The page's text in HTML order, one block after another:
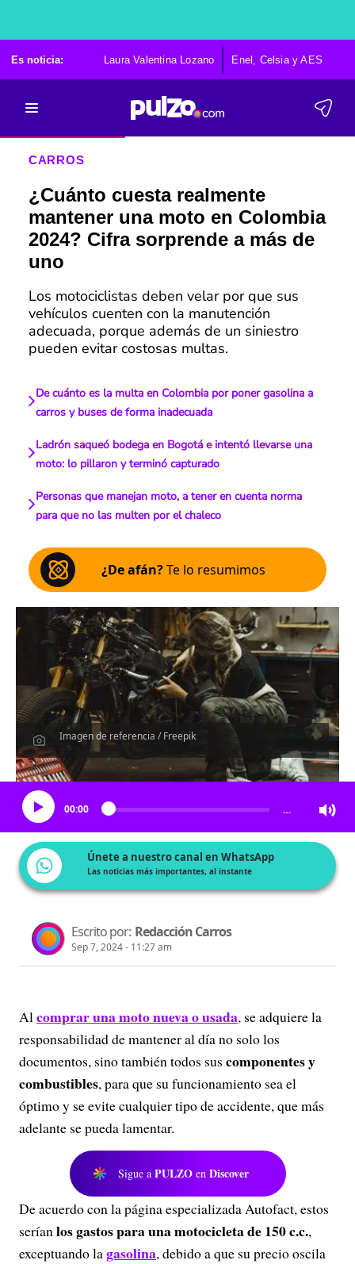
Es noticia: Laura Valentina Lozano Enel, Celsia y AES
CARROS
¿Cuánto cuesta realmente
mantener una moto en Colombia
2024? Cifra sorprende a más de
uno
Los motociclistas deben velar por que sus
vehículos cuenten con la manutención
adecuada, porque además de un siniestro
pueden evitar costosas multas.
De cuánto es la multa en Colombia por poner gasolina a
carros y buses de forma inadecuada
Ladrón saqueó bodega en Bogotá e intentó llevarse una
moto: lo pillaron y terminó capturado
Personas que manejan moto, a tener en cuenta norma
para que no las multen por el chaleco
¿De afán?Te lo resumimos
Imagen de referencia / Freepik
Escucha el artículo
00:00 …
Únete a nuestro canal en WhatsApp
Las noticias más importantes, al instante
Escrito por: Redacción Carros
Sep 7, 2024 - 11:27 am
Alcomprar una moto nueva o usada, se adquiere la
responsabilidad de mantener al día no solo los
documentos, sino también todos sus componentes y
combustibles, para que su funcionamiento sea el
óptimo y se evite cualquier tipo de accidente, que más
adelante se pueda lamentar.
Sigue a PULZO en Discover
De acuerdo con la página especializada Autofact, estos
seríanlos gastos para una motocicleta de 150 c.c.,
exceptuando lagasolina, debido a que su precio oscila